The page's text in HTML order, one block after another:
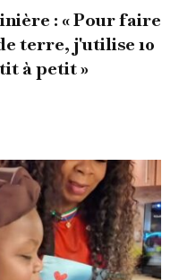
: « Pour faire
terre, j'utilise 10
à petit »